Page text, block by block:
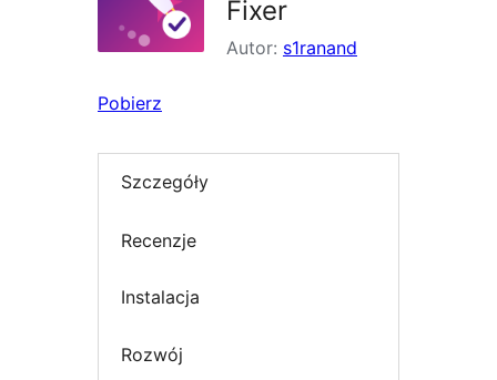
Fixer
Autor: s1ranand
Pobierz
Szczegóły
Recenzje
Instalacja
Rozwój